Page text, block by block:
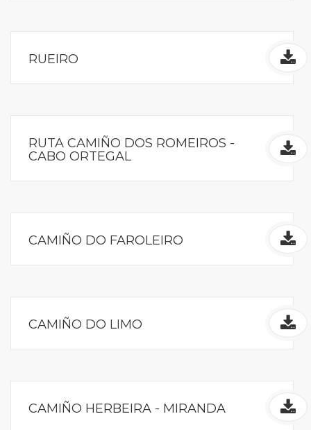
RUEIRO
RUTA CAMIÑO DOS ROMEIROS -
CABO ORTEGAL
CAMIÑO DO FAROLEIRO
CAMIÑO DO LIMO
CAMIÑO HERBEIRA - MIRANDA